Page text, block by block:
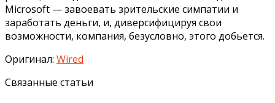
Microsoft — завоевать зрительские симпатии и
заработать деньги, и, диверсифицируя свои
возможности, компания, безусловно, этого добьется.
Оригинал: Wired
Связанные статьи